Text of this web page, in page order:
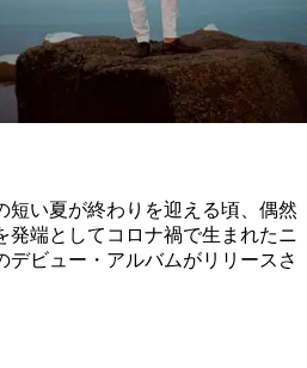
短い夏が終わりを迎える頃、偶然
発端としてコロナ禍で生まれたニ
デビュー・アルバムがリリースさ